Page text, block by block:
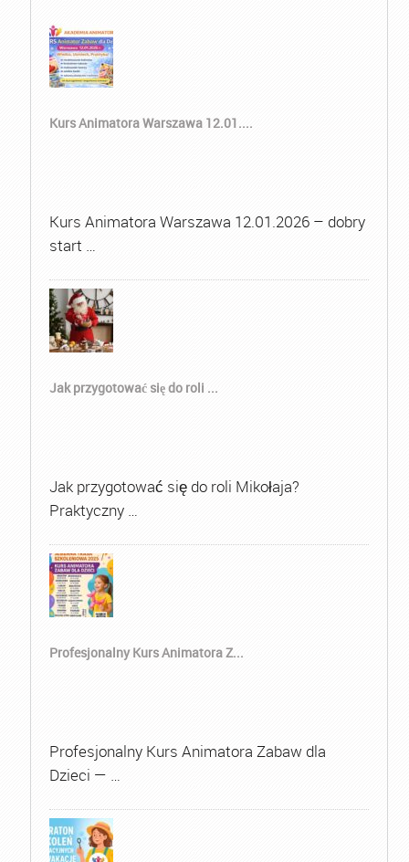
Kurs Animatora Warszawa 12.01....
Kurs Animatora Warszawa 12.01.2026 – dobry
start …
Jak przygotować się do roli ...
Jak przygotować się do roli Mikołaja?
Praktyczny …
Profesjonalny Kurs Animatora Z...
Profesjonalny Kurs Animatora Zabaw dla
Dzieci — …